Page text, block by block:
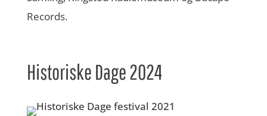
Records.
Historiske Dage 2024